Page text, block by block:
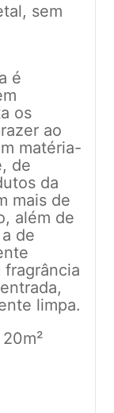
sem
é
os
ao
matéria-
de
da
mais de
além de
de
fragrância
limpa.